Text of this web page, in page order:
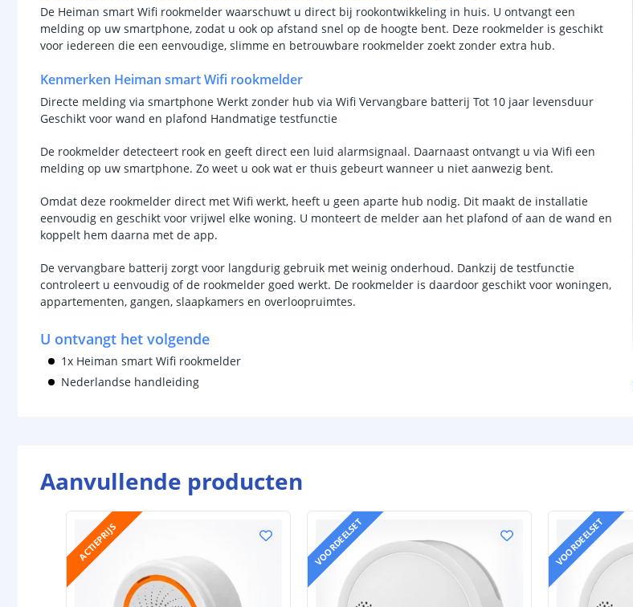
De Heiman smart Wifi rookmelder waarschuwt u direct bij rookontwikkeling in huis. U ontvangt een
melding op uw smartphone, zodat u ook op afstand snel op de hoogte bent. Deze rookmelder is geschikt
voor iedereen die een eenvoudige, slimme en betrouwbare rookmelder zoekt zonder extra hub.
Kenmerken Heiman smart Wifi rookmelder
Directe melding via smartphone Werkt zonder hub via Wifi Vervangbare batterij Tot 10 jaar levensduur
Geschikt voor wand en plafond Handmatige testfunctie
De rookmelder detecteert rook en geeft direct een luid alarmsignaal. Daarnaast ontvangt u via Wifi een
melding op uw smartphone. Zo weet u ook wat er thuis gebeurt wanneer u niet aanwezig bent.
Omdat deze rookmelder direct met Wifi werkt, heeft u geen aparte hub nodig. Dit maakt de installatie
eenvoudig en geschikt voor vrijwel elke woning. U monteert de melder aan het plafond of aan de wand en
koppelt hem daarna met de app.
De vervangbare batterij zorgt voor langdurig gebruik met weinig onderhoud. Dankzij de testfunctie
controleert u eenvoudig of de rookmelder goed werkt. De rookmelder is daardoor geschikt voor woningen,
appartementen, gangen, slaapkamers en overloopruimtes.
U ontvangt het volgende
1x Heiman smart Wifi rookmelder
Nederlandse handleiding
Aanvullende producten
ACTIEPRIJS VOORDEELSET VOORDEELSET